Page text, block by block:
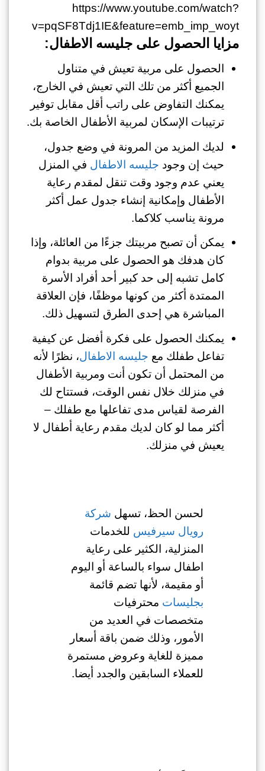
https://www.youtube.com/watch?
v=pqSF8Tdj1IE&feature=emb_imp_woyt
مزايا الحصول على جليسه الاطفال:
الحصول على مربية تعيش في متناول
الجميع أكثر من تلك التي تعيش في الخارج،
يمكنك التفاوض على راتب أقل مقابل توفير
ترتيبات الإسكان لمربية الأطفال الخاصة بك.
لديك المزيد من المرونة في وضع جدول،
حيث إن وجود جليسه الاطفال في المنزل
يعني عدم وجود وقت تنقل لمقدم رعاية
الأطفال وإمكانية إنشاء جدول عمل أكثر
مرونة يناسب كلاكما.
يمكن أن تصبح مربيتك جزءًا من العائلة، وإذا
كان هدفك هو الحصول على مربية بدوام
كامل تشبه إلى حد كبير أحد أفراد الأسرة
الممتدة أكثر من كونها موظفًا، فإن العلاقة
المباشرة هي إحدى الطرق لتسهيل ذلك.
يمكنك الحصول على فكرة أفضل عن كيفية
تفاعل طفلك مع جليسه الاطفال، نظرًا لأنه
من المحتمل أن تكون أنت ومربية الأطفال
في منزلك خلال نفس الوقت، فستتاح لك
الفرصة لقياس مدى تفاعلها مع طفلك –
أكثر مما لو كان لديك مقدم رعاية أطفال لا
يعيش في منزلك.
لحسن الحظ، تسهل شركة
رويال سيرفيس للخدمات
المنزلية، الكثير على رعاية
اطفال سواء بالساعة أو اليوم
أو مقيمة، لأنها تضم قائمة
بجليسات محترفيات
متخصصات في العديد من
الأمور، وذلك ضمن باقة أسعار
مميزة للغاية وعروض مستمرة
للعملاء السابقين والجدد أيضا.